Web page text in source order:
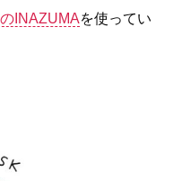
INAZUMAを使ってい